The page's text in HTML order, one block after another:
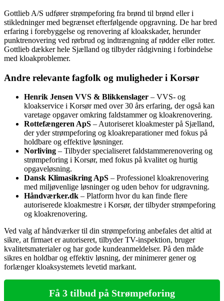
Gottlieb A/S udfører strømpeforing fra brønd til brønd eller i
stikledninger med begrænset efterfølgende opgravning. De har bred
erfaring i forebyggelse og renovering af kloakskader, herunder
punktrenovering ved rørbrud og indtrængning af rødder eller rotter.
Gottlieb dækker hele Sjælland og tilbyder rådgivning i forbindelse
med kloakproblemer.
Andre relevante fagfolk og muligheder i Korsør
Henrik Jensen VVS & Blikkenslager – VVS- og
kloakservice i Korsør med over 30 års erfaring, der også kan
varetage opgaver omkring faldstammer og kloakrenovering.
Rottefængeren ApS – Autoriseret kloakmester på Sjælland,
der yder strømpeforing og kloakreparationer med fokus på
holdbare og effektive løsninger.
Norliving – Tilbyder specialiseret faldstammerenovering og
strømpeforing i Korsør, med fokus på kvalitet og hurtig
opgaveløsning.
Dansk Klimasikring ApS – Professionel kloakrenovering
med miljøvenlige løsninger og uden behov for udgravning.
Håndværker.dk – Platform hvor du kan finde flere
autoriserede kloakmestre i Korsør, der tilbyder strømpeforing
og kloakrenovering.
Ved valg af håndværker til din strømpeforing anbefales det altid at
sikre, at firmaet er autoriseret, tilbyder TV-inspektion, bruger
kvalitetsmaterialer og har gode kundeanmeldelser. På den måde
sikres en holdbar og effektiv løsning, der minimerer gener og
forlænger kloaksystemets levetid markant.
Få 3 tilbud på Strømpeforing